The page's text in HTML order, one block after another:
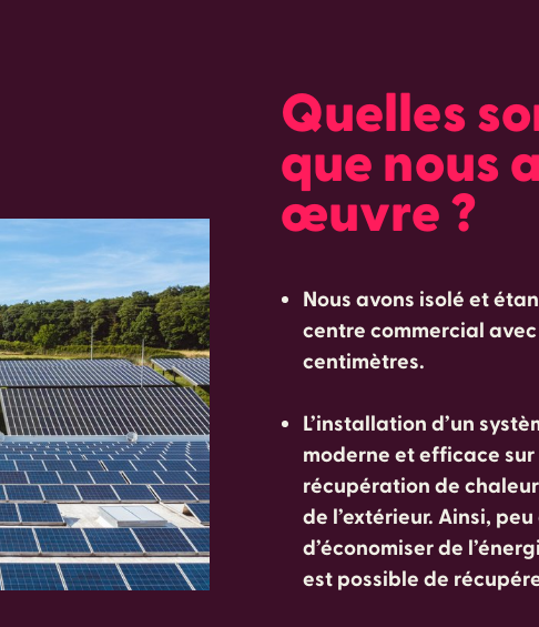
Quelles
que nous
œuvre ?
Nous avons isolé et
centre commercial
centimètres.
L’installation d’un
moderne et efficace
récupération de
de l’extérieur. Ainsi,
d’économiser de
est possible de